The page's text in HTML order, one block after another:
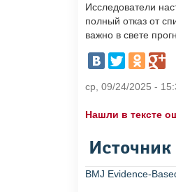
Исследователи
полный отказ от
важно в свете
ср, 09/24/2025 -
Нашли в тексте
Источник
BMJ Evidence-